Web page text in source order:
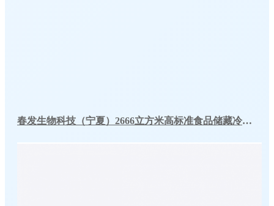
春发生物科技（宁夏）2666立方米高标准食品储藏冷库工程案例